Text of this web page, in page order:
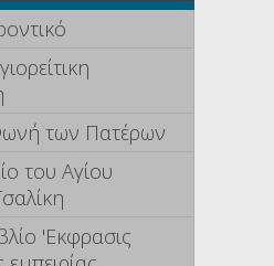
των Πατέρων
του Αγίου
'Εκφρασις